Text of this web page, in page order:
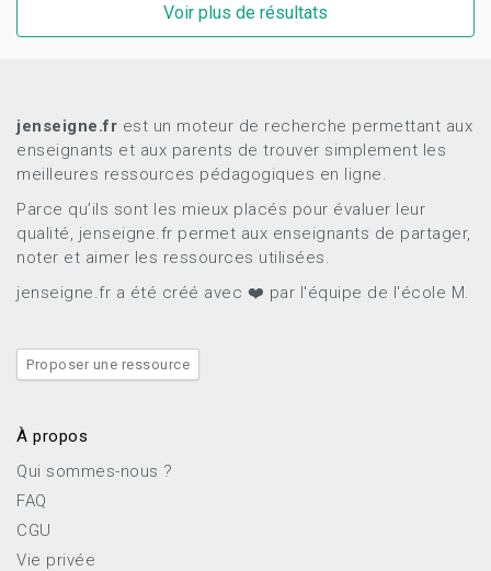
Voir plus de résultats
jenseigne.fr est un moteur de recherche permettant aux
enseignants et aux parents de trouver simplement les
meilleures ressources pédagogiques en ligne.
Parce qu’ils sont les mieux placés pour évaluer leur
qualité, jenseigne.fr permet aux enseignants de partager,
noter et aimer les ressources utilisées.
jenseigne.fr a été créé avec ❤️ par l'équipe de l'école M.
Proposer une ressource
À propos
Qui sommes-nous ?
FAQ
CGU
Vie privée